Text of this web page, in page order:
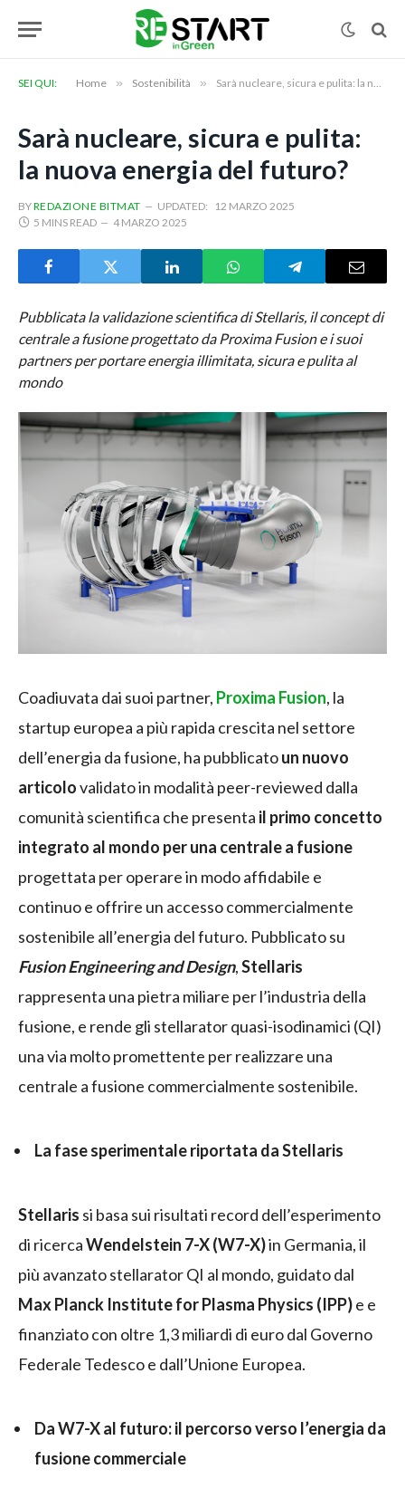
SEI QUI: Home » Sostenibilità » Sarà nucleare, sicura e pulita: la nuova energia del futuro?
Sarà nucleare, sicura e pulita:
la nuova energia del futuro?
BYREDAZIONE BITMAT UPDATED:
12 MARZO 2025
5 MINS READ
4 MARZO 2025
Pubblicata la validazione scientifica di Stellaris, il concept di
centrale a fusione progettato da Proxima Fusion e i suoi
partners per portare energia illimitata, sicura e pulita al
mondo
Coadiuvata dai suoi partner, Proxima Fusion, la
startup europea a più rapida crescita nel settore
dell’energia da fusione, ha pubblicatoun nuovo
articolovalidato in modalità peer-reviewed dalla
comunità scientifica che presenta il primo concetto
integrato al mondo per una centrale a fusione
progettata per operare in modo affidabile e
continuo e offrire un accesso commercialmente
sostenibile all’energia del futuro. Pubblicato su
Fusion Engineering and Design,Stellaris
rappresenta una pietra miliare per l’industria della
fusione, e rende gli stellarator quasi-isodinamici (QI)
una via molto promettente per realizzare una
centrale a fusione commercialmente sostenibile.
La fase sperimentale riportata da Stellaris
Stellaris si basa sui risultati record dell’esperimento
di ricercaWendelstein 7-X (W7-X)in Germania, il
più avanzato stellarator QI al mondo, guidato dal
Max Planck Institute for Plasma Physics (IPP)e e
finanziato con oltre 1,3 miliardi di euro dal Governo
Federale Tedesco e dall’Unione Europea.
Da W7-X al futuro: il percorso verso l’energia da
fusione commerciale